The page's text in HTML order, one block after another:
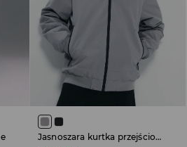
Jasnoszara kurtka przejściowa z kapturem